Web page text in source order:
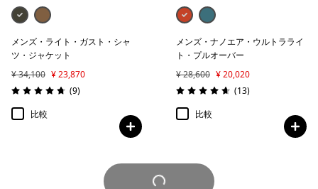
メンズ・ライト・ガスト・シャ
ツ・ジャケット
¥ 34,100 ¥ 23,870
評価: 4.8 / 5
(9レビュー
)
比較
メンズ・ナノエア・ウルトラライ
ト・プルオーバー
¥ 28,600 ¥ 20,020
評価: 4.7 / 5
(13レビュー
)
比較
さらに見る